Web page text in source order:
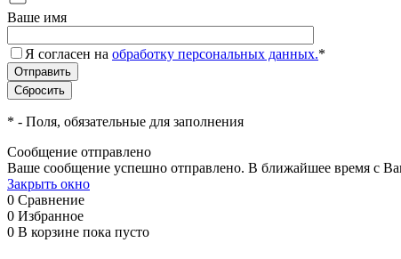
Ваше имя
Я согласен на обработку персональных данных.*
* - Поля, обязательные для заполнения
Сообщение отправлено
Ваше сообщение успешно отправлено. В ближайшее время с
Закрыть окно
0 Сравнение
0 Избранное
0 В корзине пока пусто